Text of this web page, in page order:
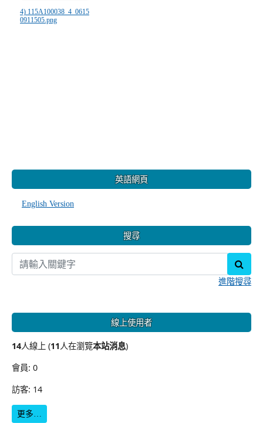
4) 115A100038_4_0615
0911505.png
英語網頁
English Version
搜尋
進階搜尋
線上使用者
14人線上 (11人在瀏覽本站消息)
會員: 0
訪客: 14
更多…